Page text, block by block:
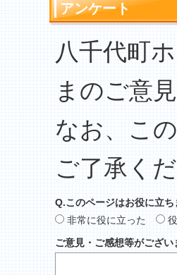
アンケート
八千代町
まのご意
なお、こ
ご了承くだ
Q.このページはお役に立ち
非常に役に立った
ご意見・ご感想等がござ